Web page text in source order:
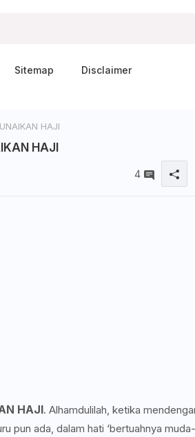
Sitemap Disclaimer
HAJI
HAJI
4
HAJI. Alhamdulilah, ketika
pun ada, dalam hati ‘bertuahnya muda-